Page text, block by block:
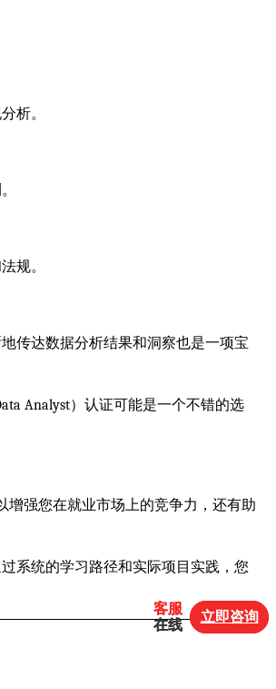
析。
规。
传达数据分析结果和洞察也是一项宝
Analyst）认证可能是一个不错的选
增强您在就业市场上的竞争力，还有助
系统的学习路径和实际项目实践，您
客服
在线
立即咨询
客服
在线
立即咨询